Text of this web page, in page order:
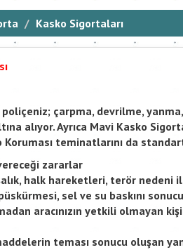
Kasko Sigortaları
çarpma, devrilme,
alıyor. Ayrıca Mavi Kasko
teminatlarını da
zararlar
halk hareketleri, terör nedeni
sel ve su baskını
aracınızın yetkili olmayan
teması sonucu oluşan